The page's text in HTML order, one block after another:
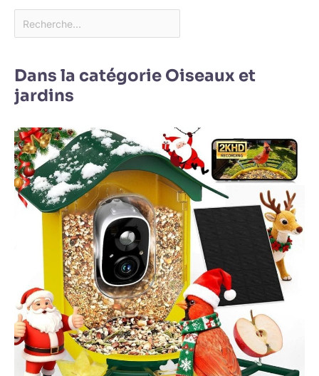
Dans la catégorie Oiseaux et
jardins